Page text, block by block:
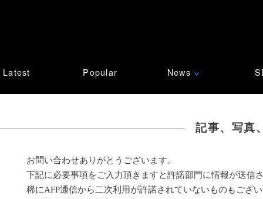
Latest Popular News ∨
記事、写真
お問い合わせありがとうございます。
下記に必要事項をご入力頂きますと許諾部門に情報が送信
稀にAFP通信から二次利用が許諾されていないものもござ